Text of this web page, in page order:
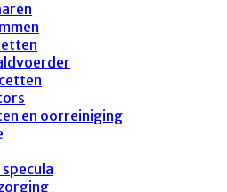
en oorreiniging